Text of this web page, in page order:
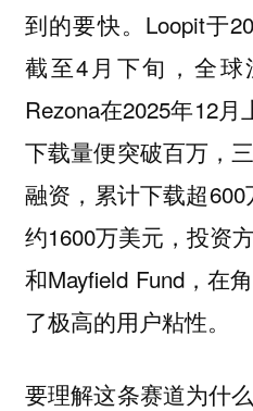
到的要快。Loopit于
截至4月下旬，全球
Rezona在2025年12月
下载量便突破百万，
融资，累计下载超
约1600万美元，投资
和Mayfield Fund，在
了极高的用户粘性。
要理解这条赛道为什